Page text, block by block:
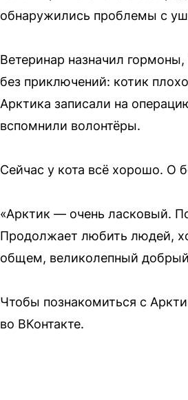
обнаружились проблемы с
Ветеринар назначил
без приключений: котик
Арктика записали на
вспомнили волонтёры.
Сейчас у кота всё хорошо. О
«Арктик — очень ласковый.
Продолжает любить людей,
общем, великолепный
Чтобы познакомиться с
во ВКонтакте.